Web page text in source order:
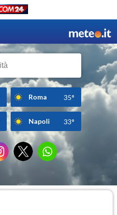
Roma 35°
Napoli 33°